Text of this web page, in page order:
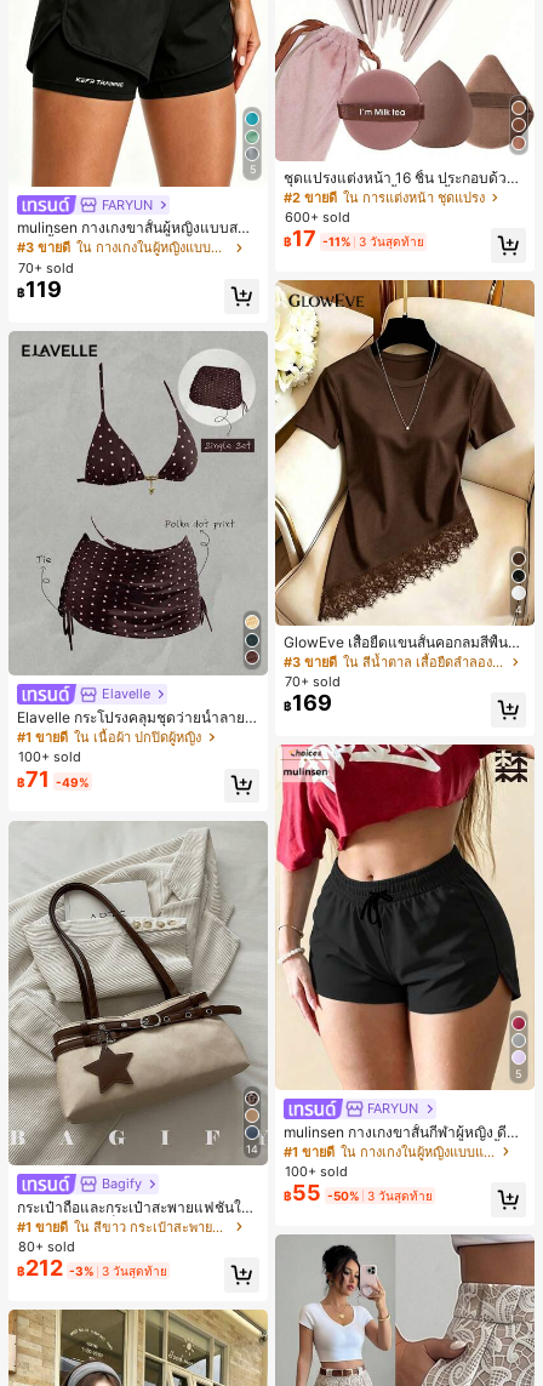
5
FARYUN
mulinsen กางเกงขาสั้นผู้หญิงแบบสบา
ยๆ สีพื้น หลวม อเนกประสงค์ กางเกงขา
สั้นกีฬา 2-In-1 สำหรับวิ่ง ฟิตเนส และก
ารฝึกซ้อมกีฬาในฤดูร้อน
#3 ขายดี
ใน กางเกงในผู้หญิงแบบแอคทีฟ
70+ sold
฿119
Elavelle
Elavelle กระโปรงคลุมชุดว่ายน้ำลายจุ
ดสำหรับผู้หญิง, กระโปรงคลุมชุดว่าย
น้ำสีน้ำตาลสำหรับเทศกาลฤดูใบไม้ผลิ/
ฤดูร้อน
#1 ขายดี ใน เนื้อผ้า ปกปิดผู้หญิง
100+ sold
฿71 -49%
14
Bagify
กระเป๋าถือและกระเป๋าสะพายแฟชั่นให
ม่ ตกแต่งด้วยเข็มขัด เหมาะสำหรับงาน
ปาร์ตี้ การรวมตัว การออกไปข้างนอก ก
ารท่องเที่ยว การช้อปปิ้ง และการใช้งาน
ประจำวัน สามารถเก็บเหรียญ โทรศัพท์
านออฟฟิศ นักศึกษามหาวิทยาลัย และ
พนักงานออฟฟิศ กระเป๋าผู้หญิงที่หรูหรา
#1 ขายดี
ใน สีขาว กระเป๋าสะพายผู้หญิง
80+ sold
฿212 -3% 3 วันสุดท้าย
ชุดแปรงแต่งหน้า 16 ชิ้น ประกอบด้วยแ
ปรงแต่งหน้า 13 ชิ้น, ฟองน้ำแต่งหน้ารู
ปหยดน้ำ 1 ชิ้น, แปรงแป้งรองพื้นกลม 1
ชิ้น และฟองน้ำแต่งหน้ารูปสามเหลี่ยม
1 ชิ้น - ชุดคลาสสิก ทำจากขนสังเคราะ
หญิงและเด็กผู้หญิง เหมาะสำหรับฤดูใบ
ไม้ร่วงและฤดูหนาว
#2 ขายดี ใน การแต่งหน้า ชุดแปรง
600+ sold
฿17 -11% 3 วันสุดท้าย
4
GlowEve เสื้อยืดแขนสั้นคอกลมสีพื้นลำ
ลองอเนกประสงค์สำหรับผู้หญิง
#3 ขายดี
ใน สีน้ำตาล เสื้อยืดลำลองพื้นฐาน
70+ sold
฿169
5
FARYUN
mulinsen กางเกงขาสั้นกีฬาผู้หญิง ดีไซ
น์ปลายเปิด เอวยืดหยุ่น กางเกงขาสั้น
ลำลองกีฬาฤดูร้อน ความยาว 3/4
#1 ขายดี
ใน กางเกงในผู้หญิงแบบแอคทีฟ
100+ sold
฿55 -50% 3 วันสุดท้าย